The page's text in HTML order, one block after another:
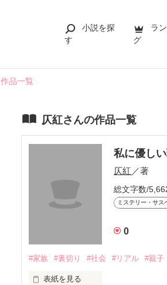
小説を探
す
ラ
グ
作品一覧
仄紅さんの作品一覧
私に優し
仄紅 ／著
総文字数/
ミステリー・サス
0
#家族 #裏切り #社会 #リアル #親子
表紙を見る